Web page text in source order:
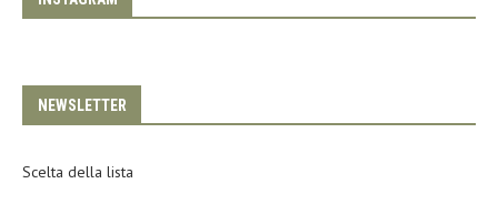
NEWSLETTER
Scelta della lista